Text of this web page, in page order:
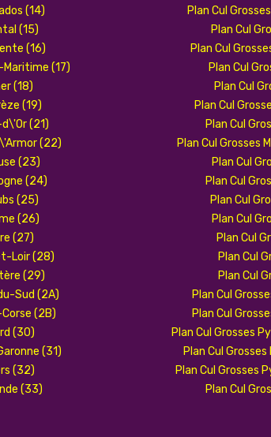
(14)
(15)
(16)
Maritime (17)
(18)
(19)
(21)
(22)
(23)
(24)
(25)
(26)
(27)
Loir (28)
(29)
Sud (2A)
(2B)
(30)
(31)
(32)
(33)
Plan Cul
Plan Cul
Plan Cul
Plan Cul
Plan Cul
Plan Cul
Plan Cul
Plan Cul Grosses
Plan Cul
Plan Cul
Plan Cul
Plan Cul
Plan Cul
Plan Cul
Plan Cul
Plan Cul
Plan Cul
Plan Cul Grosses
Plan Cul
Plan Cul Grosses
Plan Cul